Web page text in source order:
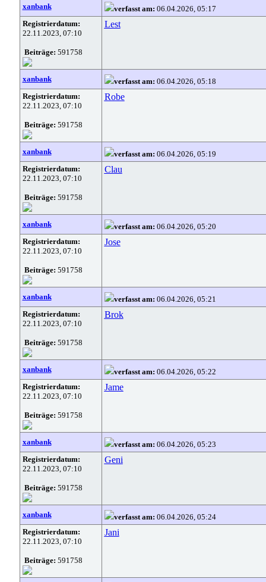
xanbank verfasst am: 06.04.2026, 05:17
Registrierdatum:
22.11.2023, 07:10
Beiträge: 591758
Lest
xanbank verfasst am: 06.04.2026, 05:18
Registrierdatum:
22.11.2023, 07:10
Beiträge: 591758
Robe
xanbank verfasst am: 06.04.2026, 05:19
Registrierdatum:
22.11.2023, 07:10
Beiträge: 591758
Clau
xanbank verfasst am: 06.04.2026, 05:20
Registrierdatum:
22.11.2023, 07:10
Beiträge: 591758
Jose
xanbank verfasst am: 06.04.2026, 05:21
Registrierdatum:
22.11.2023, 07:10
Beiträge: 591758
Brok
xanbank verfasst am: 06.04.2026, 05:22
Registrierdatum:
22.11.2023, 07:10
Beiträge: 591758
Jame
xanbank verfasst am: 06.04.2026, 05:23
Registrierdatum:
22.11.2023, 07:10
Beiträge: 591758
Geni
xanbank verfasst am: 06.04.2026, 05:24
Registrierdatum:
22.11.2023, 07:10
Beiträge: 591758
Jani